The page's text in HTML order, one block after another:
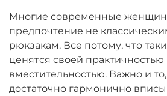
Многие современные
предпочтение не
рюкзакам. Все потому, что
ценятся своей
вместительностью. Важно и
достаточно гармонично